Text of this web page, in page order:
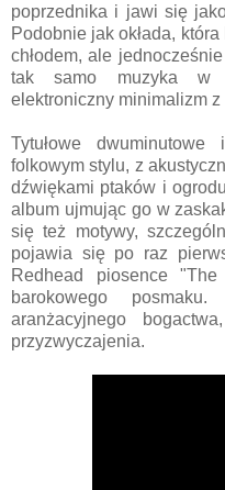
poprzednika i jawi się
Podobnie jak okłada,
chłodem, ale
tak samo muzyka w
elektroniczny minimalizm
Tytułowe
folkowym stylu, z
dźwiękami ptaków i
album ujmując go w
się też motywy,
pojawia się po raz
Redhead piosence
barokowego
aranżacyjnego
przyzwyczajenia.